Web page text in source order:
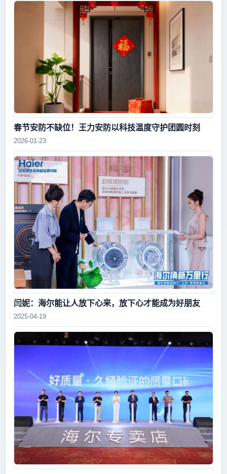
春节安防不缺位！王力安防以科技温度守护团圆时刻
2026-01-23
闫妮：海尔能让人放下心来，放下心才能成为好朋友
2025-04-19